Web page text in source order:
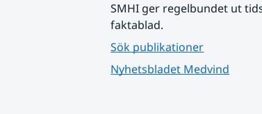
SMHI ger regelbundet ut
faktablad.
Sök publikationer
Nyhetsbladet Medvind